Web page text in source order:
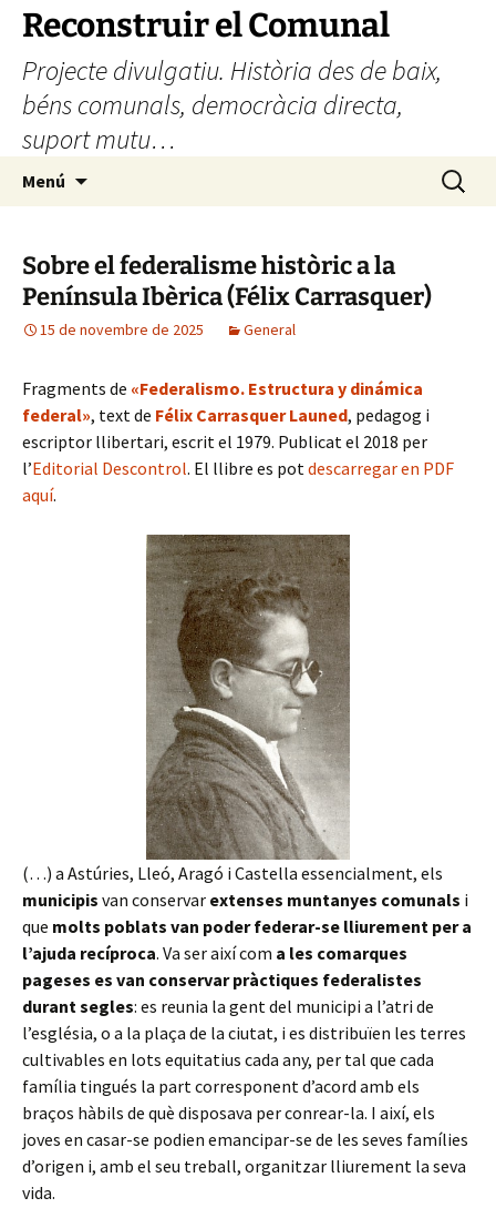
Vés
contingut
Reconstruir el Comunal
Projecte divulgatiu. Història des de baix,
béns comunals, democràcia directa,
suport mutu…
Menú Cerca:
Sobre el federalisme històric a la
Península Ibèrica (Félix Carrasquer)
15 de novembre de 2025 General
Fragments de «Federalismo. Estructura y dinámica
federal», text de Félix Carrasquer Launed, pedagog i
escriptor llibertari, escrit el 1979. Publicat el 2018 per
l’Editorial Descontrol. El llibre es potdescarregar en PDF
aquí.
(…) a Astúries, Lleó, Aragó i Castella essencialment, els
municipis van conservar extenses muntanyes comunals i
que molts poblats van poder federar-se lliurement per a
l’ajuda recíproca. Va ser així com a les comarques
pageses es van conservar pràctiques federalistes
durant segles: es reunia la gent del municipi a l’atri de
l’església, o a la plaça de la ciutat, i es distribuïen les terres
cultivables en lots equitatius cada any, per tal que cada
família tingués la part corresponent d’acord amb els
braços hàbils de què disposava per conrear-la. I així, els
joves en casar-se podien emancipar-se de les seves famílies
d’origen i, amb el seu treball, organitzar lliurement la seva
vida.